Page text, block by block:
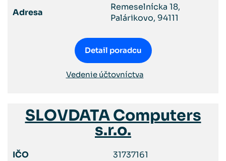
Adresa
Remeselnícka 18,
Palárikovo, 94111
Detail poradcu
Vedenie účtovníctva
SLOVDATA Computers
s.r.o.
IČO
31737161